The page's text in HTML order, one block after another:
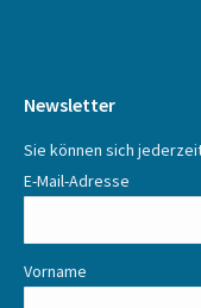
Newsletter
Sie können sich
E-Mail-Adresse
Vorname